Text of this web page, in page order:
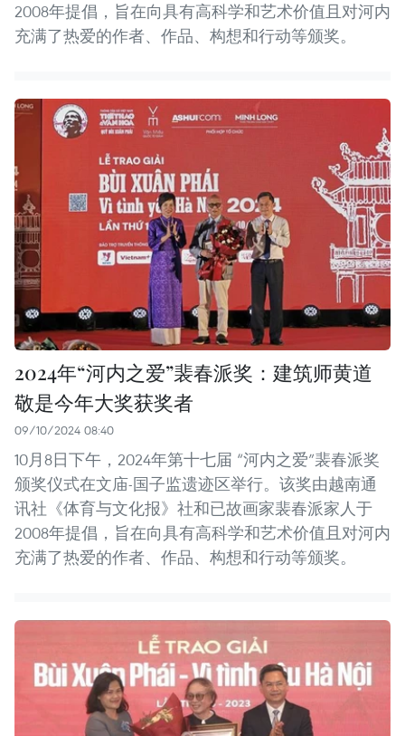
2008年提倡，旨在向具有高科学和艺术价值且对河内
充满了热爱的作者、作品、构想和行动等颁奖。
2024年“河内之爱”裴春派奖：建筑师黄道
敬是今年大奖获奖者
09/10/2024 08:40
10月8日下午，2024年第十七届 “河内之爱”裴春派奖
颁奖仪式在文庙-国子监遗迹区举行。该奖由越南通
讯社《体育与文化报》社和已故画家裴春派家人于
2008年提倡，旨在向具有高科学和艺术价值且对河内
充满了热爱的作者、作品、构想和行动等颁奖。